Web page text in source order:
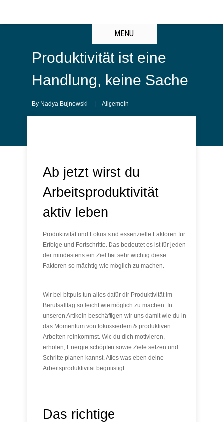
MENU
Produktivität ist eine
Handlung, keine Sache
By Nadya Bujnowski Allgemein
Ab jetzt wirst du
Arbeitsproduktivität
aktiv leben
Produktivität und Fokus sind essenzielle Faktoren für
Erfolge und Fortschritte. Das bedeutet es ist für jeden
der mindestens ein Ziel hat sehr wichtig diese
Faktoren so mächtig wie möglich zu machen.
Wir bei bitpuls tun alles dafür dir Produktivität im
Berufsalltag so leicht wie möglich zu machen. In
unseren Artikeln beschäftigen wir uns damit wie du in
das Momentum von fokussiertem & produktiven
Arbeiten reinkommst. Wie du dich motivieren,
erholen, Energie schöpfen sowie Ziele setzen und
Schritte planen kannst. Alles was eben deine
Arbeitsproduktivität begünstigt.
Das richtige